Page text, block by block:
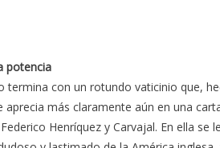
potencia
termina con un rotundo vaticinio que,
más claramente aún en una
Henríquez y Carvajal. En ella se